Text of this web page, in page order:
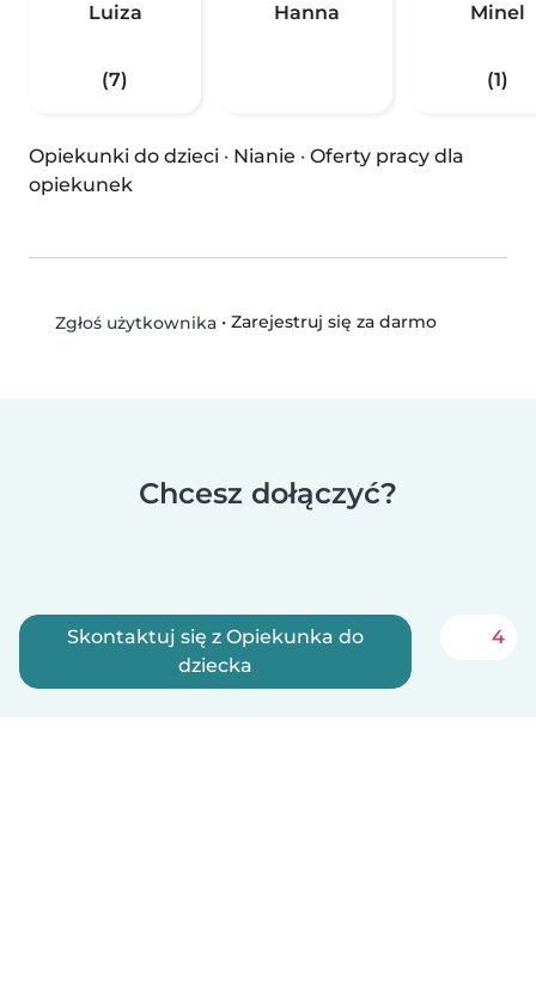
Luiza
(7)
Hanna Minel
(1)
Opiekunki do dzieci · Nianie · Oferty pracy dla
opiekunek
Zgłoś użytkownika• Zarejestruj się za darmo
Chcesz dołączyć?
Skontaktuj się z Opiekunka do
dziecka
4